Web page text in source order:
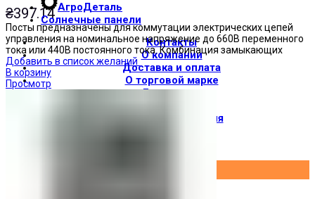
АгроДеталь
Солнечные панели
Контакты
О компании
Доставка и оплата
О торговой марке
Где купить
Вход / Регистрация
₴397.14
Посты предназначены для коммутации электрических цепей
управления на номинальное напряжение до 660В переменного
тока или 440В постоянного тока. Комбинация замыкающих
Добавить в список желаний
В корзину
Просмотр